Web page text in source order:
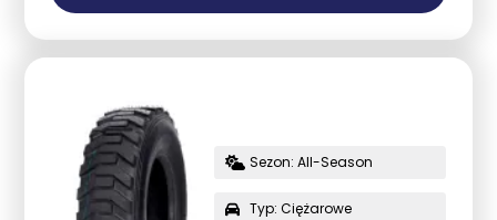
Sezon: All-Season
Typ: Ciężarowe